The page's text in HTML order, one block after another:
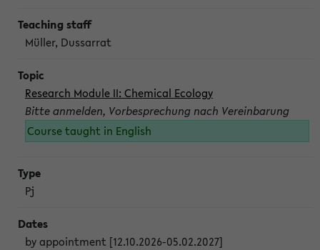
Müller, Dussarrat
Research Module II: Chemical Ecology
Bitte anmelden, Vorbesprechung nach Vereinbarung
Course taught in English
Pj
by appointment [12.10.2026-05.02.2027]